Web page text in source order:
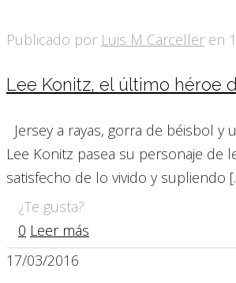
Publicado por Luis M Carceller en
Lee Konitz, el último héroe
Jersey a rayas, gorra de béisbol y
Lee Konitz pasea su personaje de
satisfecho de lo vivido y supliendo
¿Te gusta?
0 Leer más
17/03/2016